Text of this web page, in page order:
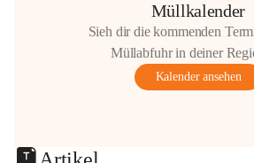
Müllkalender
Sieh dir die kommenden
Müllabfuhr in deiner
Kalender ansehen